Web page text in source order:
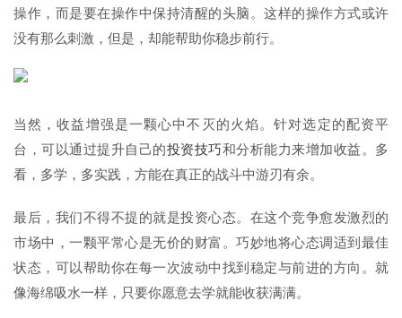
操作，而是要在操作中保持清醒的头脑。这样的操作方式或许
没有那么刺激，但是，却能帮助你稳步前行。
当然，收益增强是一颗心中不灭的火焰。针对选定的配资平
台，可以通过提升自己的投资技巧和分析能力来增加收益。多
看，多学，多实践，方能在真正的战斗中游刃有余。
最后，我们不得不提的就是投资心态。在这个竞争愈发激烈的
市场中，一颗平常心是无价的财富。巧妙地将心态调适到最佳
状态，可以帮助你在每一次波动中找到稳定与前进的方向。就
像海绵吸水一样，只要你愿意去学就能收获满满。